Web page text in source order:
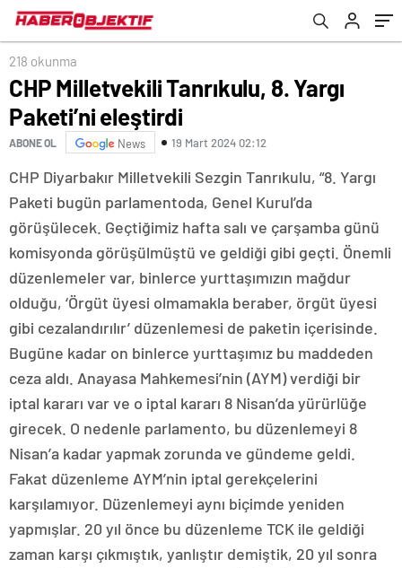
218 okunma
CHP Milletvekili Tanrıkulu, 8. Yargı
Paketi’ni eleştirdi
ABONE OL News 19 Mart 2024 02:12
CHP Diyarbakır Milletvekili Sezgin Tanrıkulu, “8. Yargı
Paketi bugün parlamentoda, Genel Kurul’da
görüşülecek. Geçtiğimiz hafta salı ve çarşamba günü
komisyonda görüşülmüştü ve geldiği gibi geçti. Önemli
düzenlemeler var, binlerce yurttaşımızın mağdur
olduğu, ‘Örgüt üyesi olmamakla beraber, örgüt üyesi
gibi cezalandırılır’ düzenlemesi de paketin içerisinde.
Bugüne kadar on binlerce yurttaşımız bu maddeden
ceza aldı. Anayasa Mahkemesi’nin (AYM) verdiği bir
iptal kararı var ve o iptal kararı 8 Nisan’da yürürlüğe
girecek. O nedenle parlamento, bu düzenlemeyi 8
Nisan’a kadar yapmak zorunda ve gündeme geldi.
Fakat düzenleme AYM’nin iptal gerekçelerini
karşılamıyor. Düzenlemeyi aynı biçimde yeniden
yapmışlar. 20 yıl önce bu düzenleme TCK ile geldiği
zaman karşı çıkmıştık, yanlıştır demiştik, 20 yıl sonra